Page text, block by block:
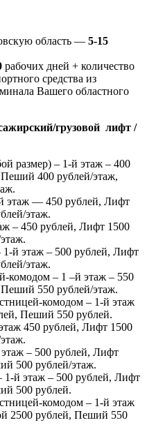
область — 5-15
рабочих дней + количество
средства из
Вашего областного
грузовой лифт /
размер) – 1-й этаж – 400
400 рублей/этаж,
этаж — 450 рублей, Лифт
этаж.
– 450 рублей, Лифт 1500
1-й этаж – 500 рублей, Лифт
этаж.
комодом – 1 –й этаж – 550
550 рублей/этаж.
комодом – 1-й этаж
Пеший 550 рублей.
450 рублей, Лифт 1500
– 500 рублей, Лифт
500 рублей/этаж.
й этаж – 500 рублей, Лифт
500 рублей.
комодом – 1-й этаж
2500 рублей, Пеший 550